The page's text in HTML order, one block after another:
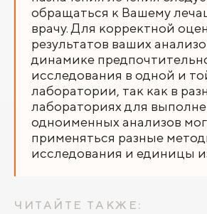
обращаться к Вашему
врачу. Для корректной
результатов ваших
динамике
исследования в одной и
лаборатории, так как в
лабораториях для
одноименных анализов
применяться разные
исследования и единицы
ЧИТАЙТЕ ТАКЖЕ: